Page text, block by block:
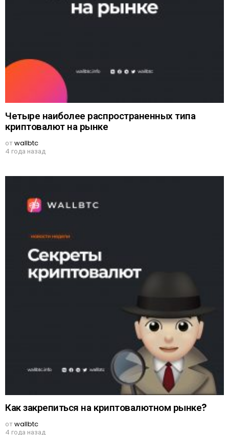
Четыре наиболее распространенных типа
криптовалют на рынке
отwallbtc
4 года назад
Как закрепиться на криптовалютном рынке?
отwallbtc
4 года назад